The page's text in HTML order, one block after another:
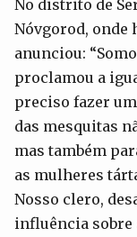
No distrito de
Nóvgorod, onde
anunciou:
proclamou a
preciso fazer
das mesquitas
mas também
as mulheres
Nosso clero,
influência sobre